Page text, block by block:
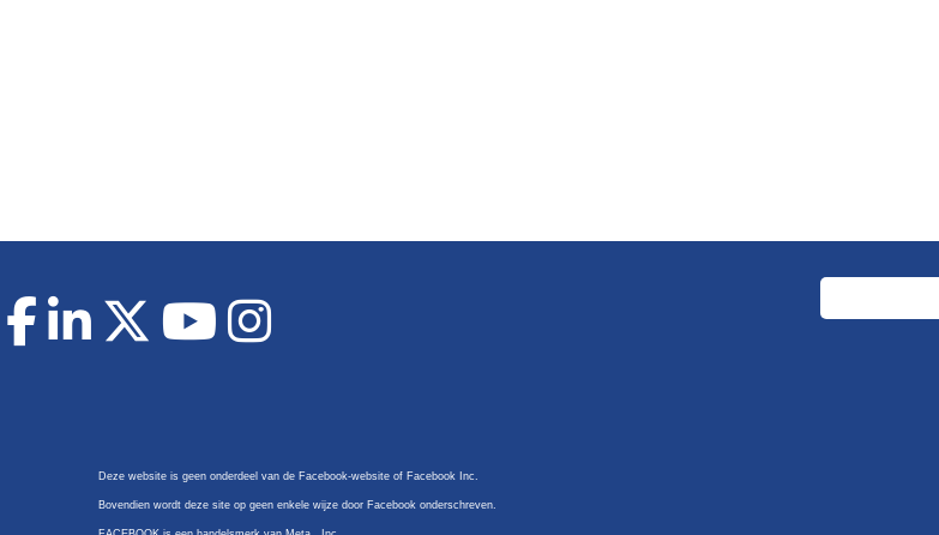
Deze website is geen onderdeel van de Facebook-website of Facebook Inc.
Bovendien wordt deze site op geen enkele wijze door Facebook onderschreven.